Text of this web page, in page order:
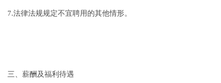
7.法律法规规定不宜聘用的其他情形。
三、薪酬及福利待遇